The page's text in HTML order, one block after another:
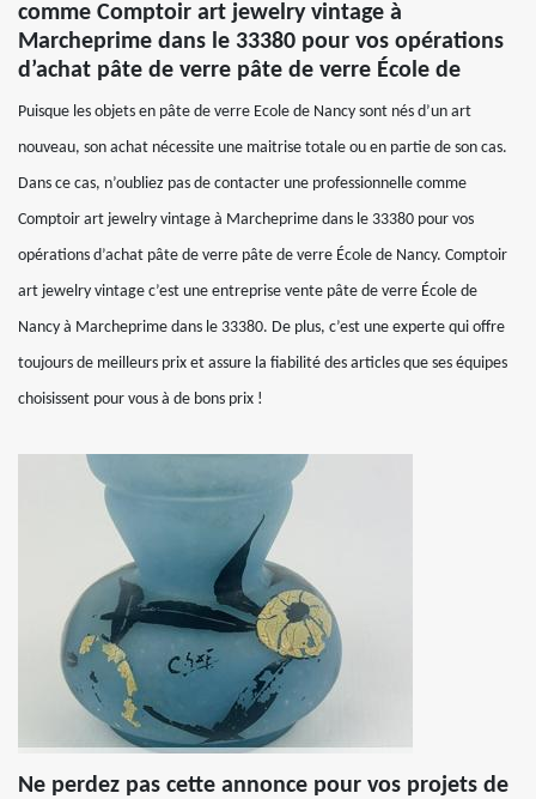
comme Comptoir art jewelry vintage à
Marcheprime dans le 33380 pour vos opérations
d’achat pâte de verre pâte de verre École de
Puisque les objets en pâte de verre Ecole de Nancy sont nés d’un art
nouveau, son achat nécessite une maitrise totale ou en partie de son cas.
Dans ce cas, n’oubliez pas de contacter une professionnelle comme
Comptoir art jewelry vintage à Marcheprime dans le 33380 pour vos
opérations d’achat pâte de verre pâte de verre École de Nancy. Comptoir
art jewelry vintage c’est une entreprise vente pâte de verre École de
Nancy à Marcheprime dans le 33380. De plus, c’est une experte qui offre
toujours de meilleurs prix et assure la fiabilité des articles que ses équipes
choisissent pour vous à de bons prix !
Ne perdez pas cette annonce pour vos projets de